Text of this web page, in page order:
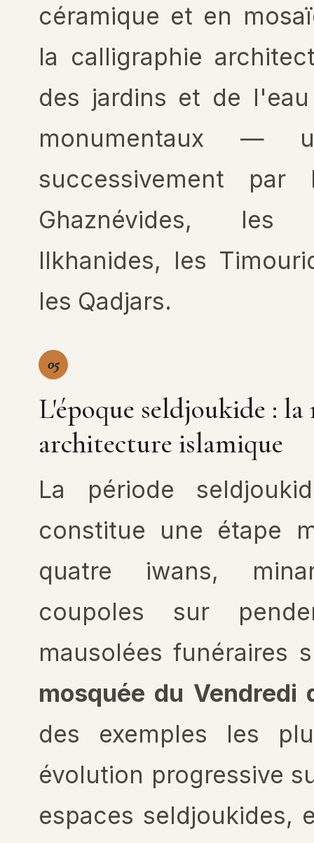
céramique et en
la calligraphie
des jardins et de
monumentaux —
successivement par
Ghaznévides, les
Ilkhanides, les
les Qadjars.
05
L'époque seldjoukide : la
architecture islamique
La période
constitue une étape
quatre iwans,
coupoles sur
mausolées funéraires
mosquée du Vendredi
des exemples les
évolution progressive
espaces seldjoukides,